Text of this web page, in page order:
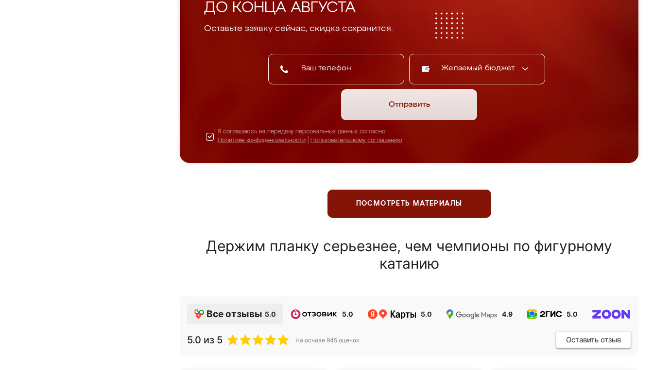
ДО КОНЦА АВГУСТА
Оставьте заявку сейчас, скидка сохранится.
Желаемый бюджет
Отправить
Я соглашаюсь на передачу персональных данных согласно
Политике конфиденциальности
Пользовательскому соглашению
ПОСМОТРЕТЬ МАТЕРИАЛЫ
Держим планку серьезнее, чем чемпионы по фигурному
катанию
Все отзывы 5.0 5.0 5.0 4.9 5.0
5.0 из 5 На основе 945 оценок Оставить отзыв